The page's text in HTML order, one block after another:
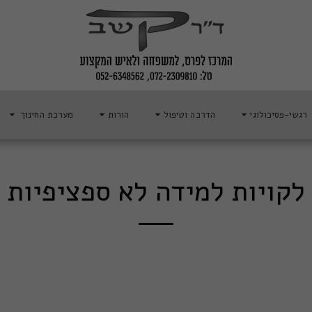
רגשי-פסיכולוגי הדרכה וטיפול הורות מערכת החינוך
לקויות למידה לא ספציפיות